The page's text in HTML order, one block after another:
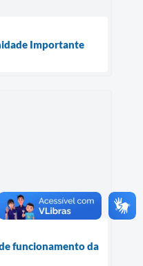
Importante
funcionamento da